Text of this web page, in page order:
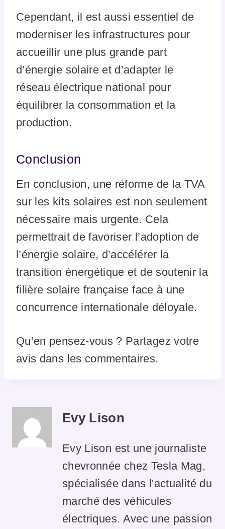
Cependant, il est aussi essentiel de
moderniser les infrastructures pour
accueillir une plus grande part
d’énergie solaire et d’adapter le
réseau électrique national pour
équilibrer la consommation et la
production.
Conclusion
En conclusion, une réforme de la TVA
sur les kits solaires est non seulement
nécessaire mais urgente. Cela
permettrait de favoriser l’adoption de
l’énergie solaire, d’accélérer la
transition énergétique et de soutenir la
filière solaire française face à une
concurrence internationale déloyale.
Qu’en pensez-vous ? Partagez votre
avis dans les commentaires.
Evy Lison
Evy Lison est une journaliste
chevronnée chez Tesla Mag,
spécialisée dans l'actualité du
marché des véhicules
électriques. Avec une passion